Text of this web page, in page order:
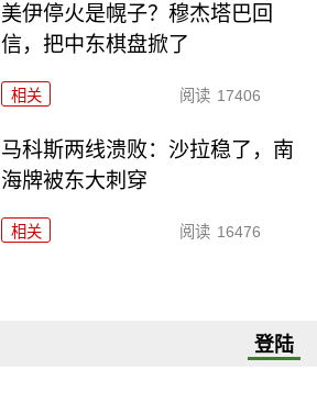
美伊停火是幌子？穆杰塔巴回
信，把中东棋盘掀了
相关 阅读 17406
马科斯两线溃败：沙拉稳了，南
海牌被东大刺穿
相关 阅读 16476
登陆